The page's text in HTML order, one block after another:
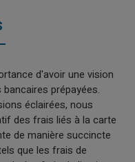
d'avoir une vision
prépayées.
éclairées, nous
des frais liés à la carte
de manière succincte
que les frais de